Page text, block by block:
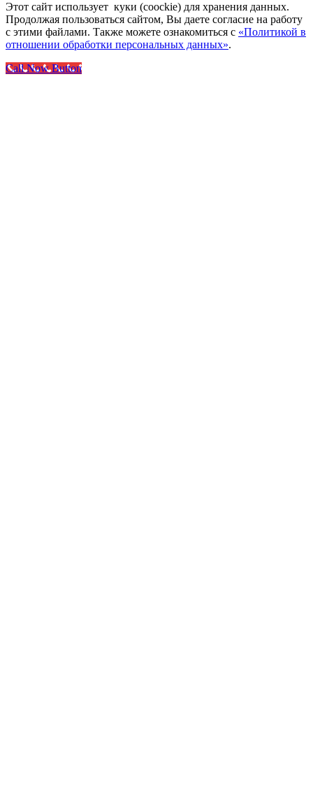
Этот сайт использует куки (coockie) для хранения данных.
Продолжая пользоваться сайтом, Вы даете согласие на работу
с этими файлами. Также можете ознакомиться с «Политикой в
отношении обработки персональных данных».
Call Now Button